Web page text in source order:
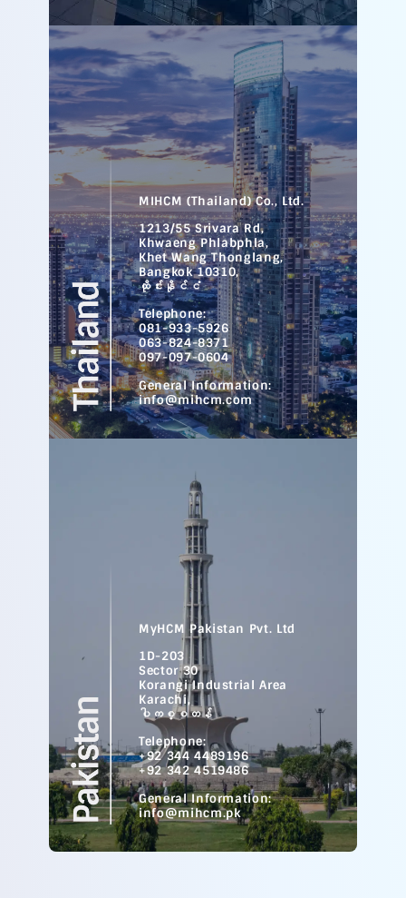
MIHCM (Thailand) Co., Ltd.
1213/55 Srivara Rd,
Khwaeng Phlabphla,
Khet Wang Thonglang,
Bangkok 10310,
ထိုင်းနိုင်ငံ
Telephone:
081-933-5926
063-824-8371
097-097-0604
General Information:
info@mihcm.com
MyHCM Pakistan Pvt. Ltd
1D-203
Sector 30
Korangi Industrial Area
Karachi,
ပါကစ္စတန်
Telephone:
+92 344 4489196
+92 342 4519486
General Information:
info@mihcm.pk